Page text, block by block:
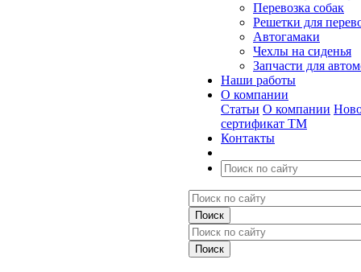
Перевозка собак
Решетки для
Автогамаки
Чехлы на сиденья
Запчасти для
Наши работы
О компании
Статьи О компании
сертификат ТМ
Контакты